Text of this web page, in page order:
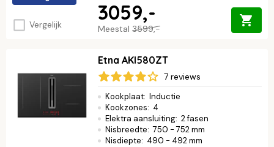
Vergelijk Meestal 3599,-
3059,-
Etna AKI580ZT
7 reviews
Kookplaat: Inductie
Kookzones: 4
Elektra aansluiting: 2 fasen
Nisbreedte: 750 - 752 mm
Nisdiepte: 490 - 492 mm